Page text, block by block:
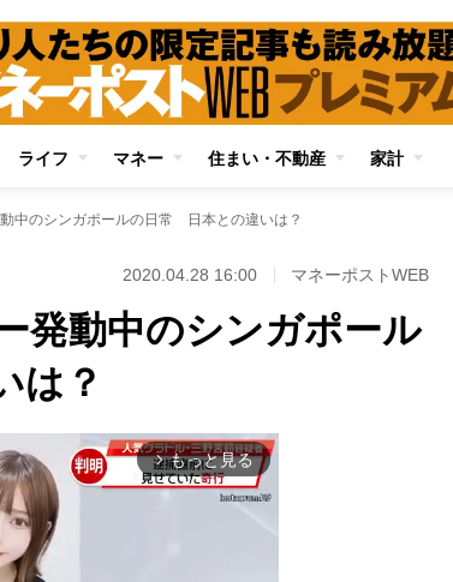
ライフ マネー 住まい・不動産 家計
中のシンガポールの日常 日本との違いは？
2020.04.28 16:00 マネーポストWEB
発動中のシンガポール
は？
arrow_forward_ios もっと見る